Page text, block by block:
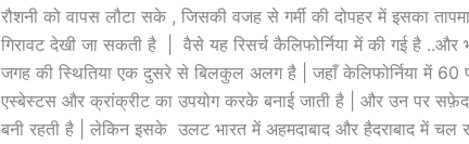
रौशनी को वापस लौटा सके , जिसकी वजह से गर्मी की दोपहर में इसका
गिरावट देखी जा सकती है | वैसे यह रिसर्च कैलिफोर्निया में की गई है ..और
जगह की स्थितिया एक दुसरे से बिलकुल अलग है | जहाँ केलिफोर्निया में
एस्बेस्टस और क्रांक्रीट का उपयोग करके बनाई जाती है | और उन पर सफ़ेद
बनी रहती है | लेकिन इसके उलट भारत में अहमदाबाद और हैदराबाद में चल